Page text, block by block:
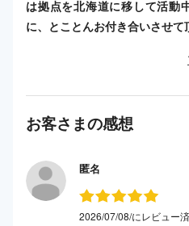
は拠点を北海道に移して活動
に、とことんお付き合いさせて
お客さまの感想
匿名
2026/07/08/にレビュー